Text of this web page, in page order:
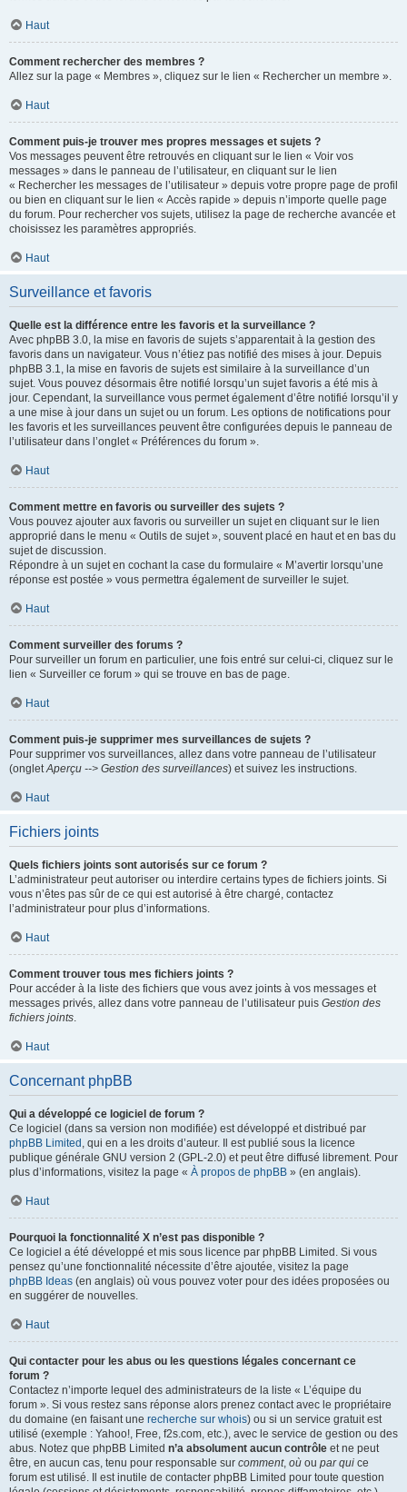
Haut
Comment rechercher des membres ?
Allez sur la page « Membres », cliquez sur le lien « Rechercher un membre ».
Haut
Comment puis-je trouver mes propres messages et sujets ?
Vos messages peuvent être retrouvés en cliquant sur le lien « Voir vos
messages » dans le panneau de l’utilisateur, en cliquant sur le lien
« Rechercher les messages de l’utilisateur » depuis votre propre page de profil
ou bien en cliquant sur le lien « Accès rapide » depuis n’importe quelle page
du forum. Pour rechercher vos sujets, utilisez la page de recherche avancée et
choisissez les paramètres appropriés.
Haut
Surveillance et favoris
Quelle est la différence entre les favoris et la surveillance ?
Avec phpBB 3.0, la mise en favoris de sujets s’apparentait à la gestion des
favoris dans un navigateur. Vous n’étiez pas notifié des mises à jour. Depuis
phpBB 3.1, la mise en favoris de sujets est similaire à la surveillance d’un
sujet. Vous pouvez désormais être notifié lorsqu’un sujet favoris a été mis à
jour. Cependant, la surveillance vous permet également d’être notifié lorsqu’il y
a une mise à jour dans un sujet ou un forum. Les options de notifications pour
les favoris et les surveillances peuvent être configurées depuis le panneau de
l’utilisateur dans l’onglet « Préférences du forum ».
Haut
Comment mettre en favoris ou surveiller des sujets ?
Vous pouvez ajouter aux favoris ou surveiller un sujet en cliquant sur le lien
approprié dans le menu « Outils de sujet », souvent placé en haut et en bas du
sujet de discussion.
Répondre à un sujet en cochant la case du formulaire « M’avertir lorsqu’une
réponse est postée » vous permettra également de surveiller le sujet.
Haut
Comment surveiller des forums ?
Pour surveiller un forum en particulier, une fois entré sur celui-ci, cliquez sur le
lien « Surveiller ce forum » qui se trouve en bas de page.
Haut
Comment puis-je supprimer mes surveillances de sujets ?
Pour supprimer vos surveillances, allez dans votre panneau de l’utilisateur
(ongletAperçu --> Gestion des surveillances) et suivez les instructions.
Haut
Fichiers joints
Quels fichiers joints sont autorisés sur ce forum ?
L’administrateur peut autoriser ou interdire certains types de fichiers joints. Si
vous n’êtes pas sûr de ce qui est autorisé à être chargé, contactez
l’administrateur pour plus d’informations.
Haut
Comment trouver tous mes fichiers joints ?
Pour accéder à la liste des fichiers que vous avez joints à vos messages et
messages privés, allez dans votre panneau de l’utilisateur puis Gestion des
fichiers joints.
Haut
Concernant phpBB
Qui a développé ce logiciel de forum ?
Ce logiciel (dans sa version non modifiée) est développé et distribué par
phpBB Limited , qui en a les droits d’auteur. Il est publié sous la licence
publique générale GNU version 2 (GPL-2.0) et peut être diffusé librement. Pour
plus d’informations, visitez la page « À propos de phpBB » (en anglais).
Haut
Pourquoi la fonctionnalité X n’est pas disponible ?
Ce logiciel a été développé et mis sous licence par phpBB Limited. Si vous
pensez qu’une fonctionnalité nécessite d’être ajoutée, visitez la page
phpBB Ideas (en anglais) où vous pouvez voter pour des idées proposées ou
en suggérer de nouvelles.
Haut
Qui contacter pour les abus ou les questions légales concernant ce
forum ?
Contactez n’importe lequel des administrateurs de la liste « L’équipe du
forum ». Si vous restez sans réponse alors prenez contact avec le propriétaire
du domaine (en faisant une recherche sur whois) ou si un service gratuit est
utilisé (exemple : Yahoo!, Free, f2s.com, etc.), avec le service de gestion ou des
abus. Notez que phpBB Limited n’a absolument aucun contrôle et ne peut
être, en aucun cas, tenu pour responsable sur comment, où ou par qui ce
forum est utilisé. Il est inutile de contacter phpBB Limited pour toute question